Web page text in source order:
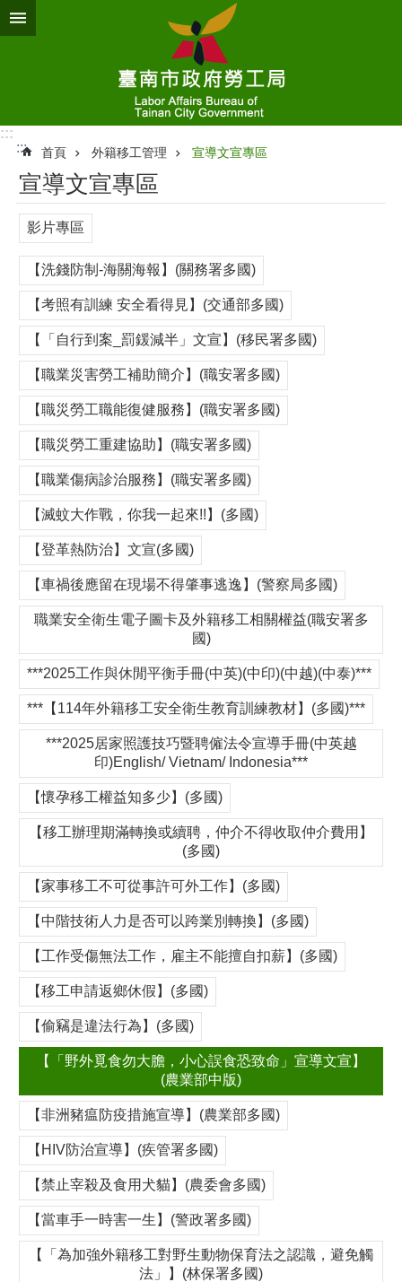
跳到主要內容區塊
:::
:::
首頁 外籍移工管理 宣導文宣專區
宣導文宣專區
影片專區
【洗錢防制-海關海報】(關務署多國)
【考照有訓練 安全看得見】(交通部多國)
【「自行到案_罰鍰減半」文宣】(移民署多國)
【職業災害勞工補助簡介】(職安署多國)
【職災勞工職能復健服務】(職安署多國)
【職災勞工重建協助】(職安署多國)
【職業傷病診治服務】(職安署多國)
【滅蚊大作戰，你我一起來!!】(多國)
【登革熱防治】文宣(多國)
【車禍後應留在現場不得肇事逃逸】(警察局多國)
職業安全衛生電子圖卡及外籍移工相關權益(職安署多
國)
***2025工作與休閒平衡手冊(中英)(中印)(中越)(中泰)***
***【114年外籍移工安全衛生教育訓練教材】(多國)***
***2025居家照護技巧暨聘僱法令宣導手冊(中英越
印)English/ Vietnam/ Indonesia***
【懷孕移工權益知多少】(多國)
【移工辦理期滿轉換或續聘，仲介不得收取仲介費用】
(多國)
【家事移工不可從事許可外工作】(多國)
【中階技術人力是否可以跨業別轉換】(多國)
【工作受傷無法工作，雇主不能擅自扣薪】(多國)
【移工申請返鄉休假】(多國)
【偷竊是違法行為】(多國)
【「野外覓食勿大膽，小心誤食恐致命」宣導文宣】
(農業部中版)
【非洲豬瘟防疫措施宣導】(農業部多國)
【HIV防治宣導】(疾管署多國)
【禁止宰殺及食用犬貓】(農委會多國)
【當車手一時害一生】(警政署多國)
【「為加強外籍移工對野生動物保育法之認識，避免觸
法」】(林保署多國)